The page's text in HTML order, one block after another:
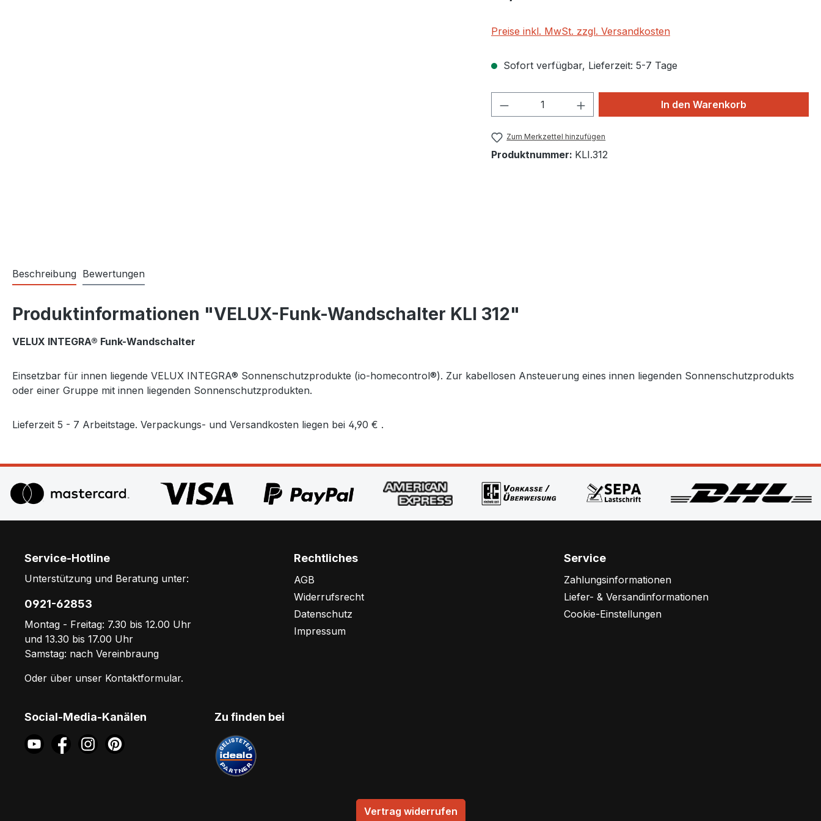
Preise inkl. MwSt. zzgl. Versandkosten
Sofort verfügbar, Lieferzeit: 5-7 Tage
Produkt Anzahl: Gib den gewünschten Wert
In den Warenkorb
Zum Merkzettel hinzufügen
Produktnummer: KLI.312
Beschreibung Bewertungen
Produktinformationen "VELUX-Funk-Wandschalter KLI 312"
VELUX INTEGRA® Funk-Wandschalter
Einsetzbar für innen liegende VELUX INTEGRA® Sonnenschutzprodukte (io-homecontrol®). Zur kabellosen Ansteuerung eines innen liegenden Sonnenschutzprodukts
oder einer Gruppe mit innen liegenden Sonnenschutzprodukten.
Lieferzeit 5 - 7 Arbeitstage. Verpackungs- und Versandkosten liegen bei 4,90 € .
Service-Hotline
Unterstützung und Beratung unter:
0921-62853
Montag - Freitag: 7.30 bis 12.00 Uhr
und 13.30 bis 17.00 Uhr
Samstag: nach Vereinbraung
Oder über unser Kontaktformular.
Rechtliches
AGB
Widerrufsrecht
Datenschutz
Impressum
Service
Zahlungsinformationen
Liefer- & Versandinformationen
Cookie-Einstellungen
Social-Media-Kanälen Zu finden bei
Vertrag widerrufen